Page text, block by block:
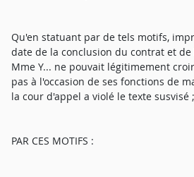
Qu'en statuant par de tels motifs,
date de la conclusion du contrat et
Mme Y... ne pouvait légitimement
pas à l'occasion de ses fonctions de
la cour d'appel a violé le texte susvisé ;
PAR CES MOTIFS :